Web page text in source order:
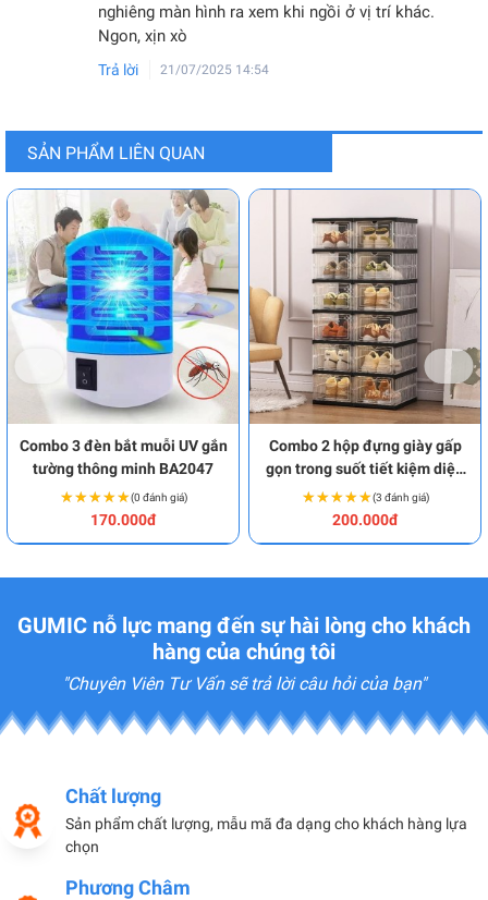
nghiêng màn hình ra xem khi ngồi ở vị trí khác.
Ngon, xịn xò
Trả lời 21/07/2025 14:54
SẢN PHẨM LIÊN QUAN
Combo 3 đèn bắt muỗi UV gắn
tường thông minh BA2047
★★★★★
★★★★★(0 đánh giá)
170.000đ
Combo 2 hộp đựng giày gấp
gọn trong suốt tiết kiệm diện
tích BA2049
★★★★★
★★★★★(3 đánh giá)
200.000đ
GUMIC nỗ lực mang đến sự hài lòng cho khách
hàng của chúng tôi
"Chuyên Viên Tư Vấn sẽ trả lời câu hỏi của bạn"
Chất lượng
Sản phẩm chất lượng, mẫu mã đa dạng cho khách hàng lựa
chọn
Phương Châm